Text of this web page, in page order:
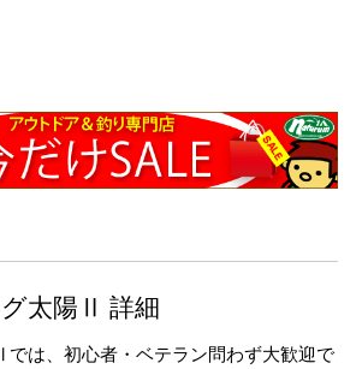
太陽Ⅱ 詳細
は、初心者・ベテラン問わず大歓迎で